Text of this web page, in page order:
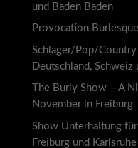
und Baden Baden
Provocation
Schlager/Pop/
Deutschland,
The Burly Show – A
November in Freiburg
Show Unterhaltung
Freiburg und Karlsruhe